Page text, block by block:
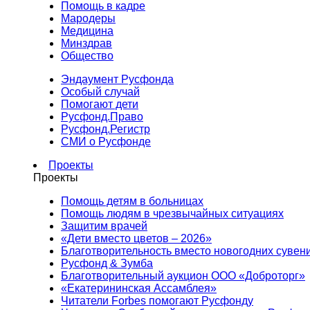
Помощь в кадре
Мародеры
Медицина
Минздрав
Общество
Эндаумент Русфонда
Особый случай
Помогают дети
Русфонд.Право
Русфонд.Регистр
СМИ о Русфонде
Проекты
Проекты
Помощь детям в больницах
Помощь людям в чрезвычайных ситуациях
Защитим врачей
«Дети вместо цветов – 2026»
Благотворительность вместо новогодних
Русфонд & Зумба
Благотворительный аукцион ООО «Доброторг»
«Екатерининская Ассамблея»
Читатели Forbes помогают Русфонду